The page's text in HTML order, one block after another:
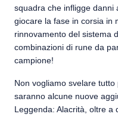
squadra che infligge danni
giocare la fase in corsia in
rinnovamento del sistema
combinazioni di rune da
campione!
Non vogliamo svelare
saranno alcune nuove
Leggenda: Alacrità, oltre a